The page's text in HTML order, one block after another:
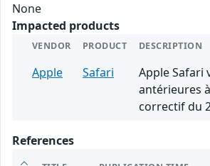
None
Impacted products
VENDOR PRODUCT DESCRIPTION
Apple Safari
Apple Safari
antérieures
correctif du
References